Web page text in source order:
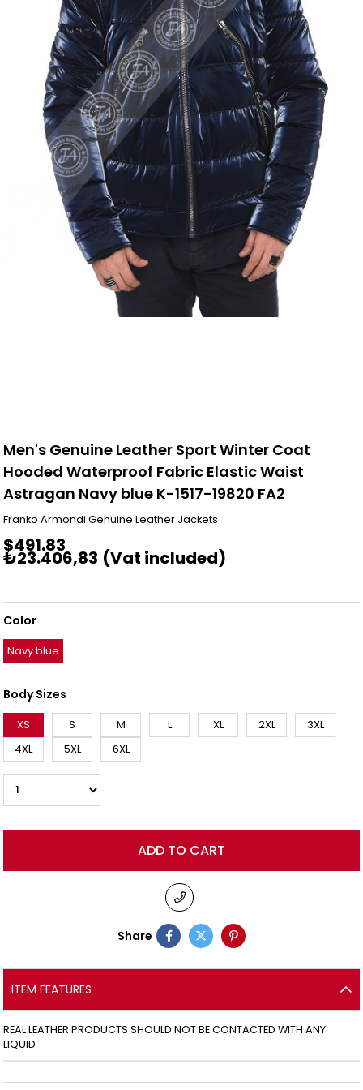
Men's Genuine Leather Sport Winter Coat
Hooded Waterproof Fabric Elastic Waist
Astragan Navy blue K-1517-19820 FA2
Franko Armondi Genuine Leather Jackets
$491.83
₺23.406,83 (Vat included)
Color
Navy blue
Body Sizes
XS S M L XL 2XL
3XL
4XL
5XL 6XL
Share
ITEM FEATURES
REAL LEATHER PRODUCTS SHOULD NOT BE CONTACTED WITH ANY
LIQUID